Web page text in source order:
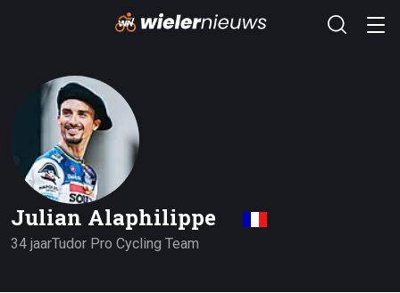
Julian Alaphilippe
34 jaarTudor Pro Cycling Team